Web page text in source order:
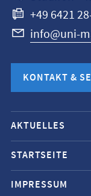
+49 6421
info@uni-
KONTAKT &
Mobile-
Service-
Navigation
und
Social
AKTUELLES
STARTSEITE
IMPRESSUM